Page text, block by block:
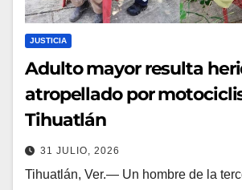
JUSTICIA
Adulto mayor resulta
atropellado por
Tihuatlán
31 JULIO, 2026
Tihuatlán, Ver.— Un hombre de la